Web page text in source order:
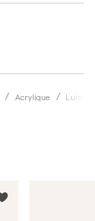
Acrylique Luís